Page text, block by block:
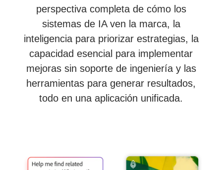
perspectiva completa de cómo los
sistemas de IA ven la marca, la
inteligencia para priorizar estrategias, la
capacidad esencial para implementar
mejoras sin soporte de ingeniería y las
herramientas para generar resultados,
todo en una aplicación unificada.